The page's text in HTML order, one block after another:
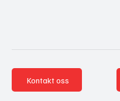
Kontakt oss